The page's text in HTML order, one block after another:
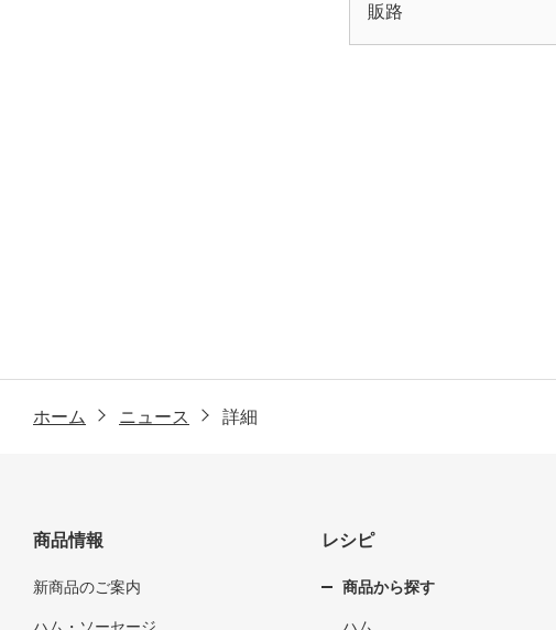
販路
ホーム ニュース 詳細
商品情報
新商品のご案内
ハム・ソーセージ
レシピ
商品から探す
ハム